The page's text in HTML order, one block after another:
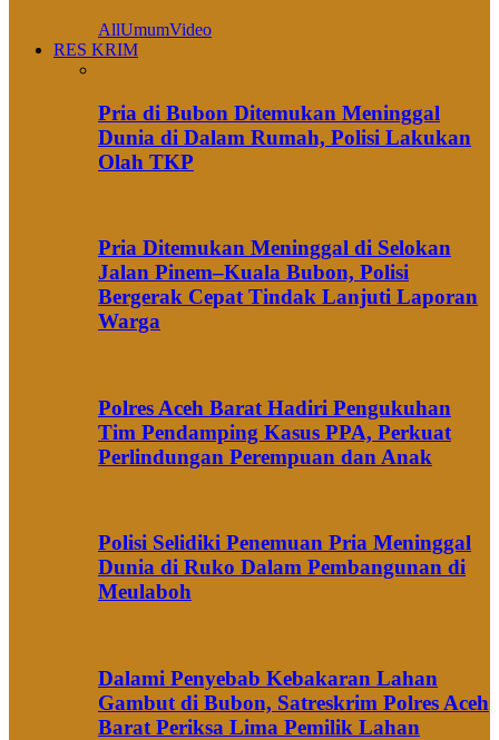
AllUmumVideo
RES KRIM
Pria di Bubon Ditemukan Meninggal
Dunia di Dalam Rumah, Polisi Lakukan
Olah TKP
Pria Ditemukan Meninggal di Selokan
Jalan Pinem–Kuala Bubon, Polisi
Bergerak Cepat Tindak Lanjuti Laporan
Warga
Polres Aceh Barat Hadiri Pengukuhan
Tim Pendamping Kasus PPA, Perkuat
Perlindungan Perempuan dan Anak
Polisi Selidiki Penemuan Pria Meninggal
Dunia di Ruko Dalam Pembangunan di
Meulaboh
Dalami Penyebab Kebakaran Lahan
Gambut di Bubon, Satreskrim Polres Aceh
Barat Periksa Lima Pemilik Lahan